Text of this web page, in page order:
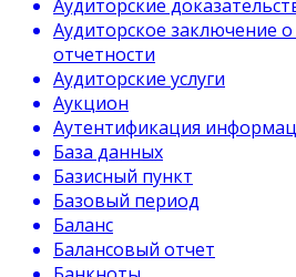
Аудиторские
Аудиторское заключение
отчетности
Аудиторские услуги
Аукцион
Аутентификация
База данных
Базисный пункт
Базовый период
Баланс
Балансовый отчет